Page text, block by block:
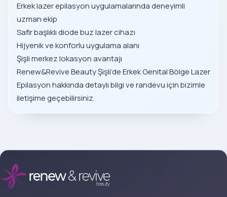
Erkek lazer epilasyon uygulamalarında deneyimli
uzman ekip
Safir başlıklı diode buz lazer cihazı
Hijyenik ve konforlu uygulama alanı
Şişli merkez lokasyon avantajı
Renew&Revive Beauty Şişli’de Erkek Genital Bölge Lazer
Epilasyon hakkında detaylı bilgi ve randevu için bizimle
iletişime geçebilirsiniz.